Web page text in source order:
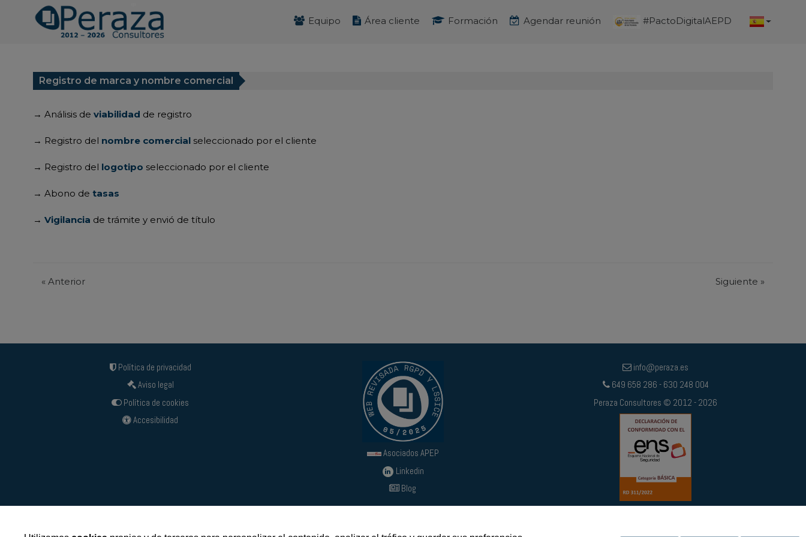
Equipo Área cliente Formación Agendar reunión #PactoDigitalAEPD
Registro de marca y nombre comercial
→Análisis deviabilidad de registro
→ Registro del nombre comercial seleccionado por el cliente
→ Registro del logotipo seleccionado por el cliente
→ Abono detasas
→Vigilancia de trámite y envió de título
«Anterior Siguiente »
Política de privacidad
Aviso legal
Política de cookies
Accesibilidad
Asociados APEP
Linkedin
Blog
info@peraza.es
649 658 286 - 630 248 004
Peraza Consultores © 2012 - 2026